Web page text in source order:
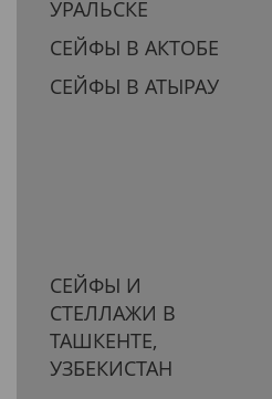
УРАЛЬСКЕ
СЕЙФЫ В АКТОБЕ
СЕЙФЫ В АТЫРАУ
СЕЙФЫ И
СТЕЛЛАЖИ В
ТАШКЕНТЕ,
УЗБЕКИСТАН